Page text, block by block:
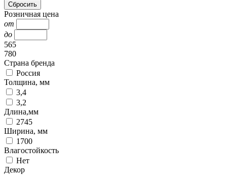
Розничная цена
от
до
565
780
Страна бренда
Россия
Толщина, мм
3,4
3,2
Длина,мм
2745
Ширина, мм
1700
Влагостойкость
Нет
Декор